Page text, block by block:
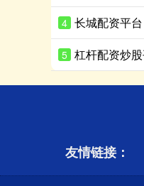
4
5
友情链接：